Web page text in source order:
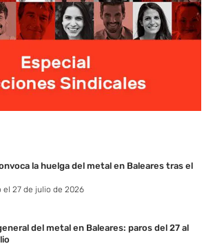
la huelga del metal en Baleares tras el
el 27 de julio de 2026
del metal en Baleares: paros del 27 al